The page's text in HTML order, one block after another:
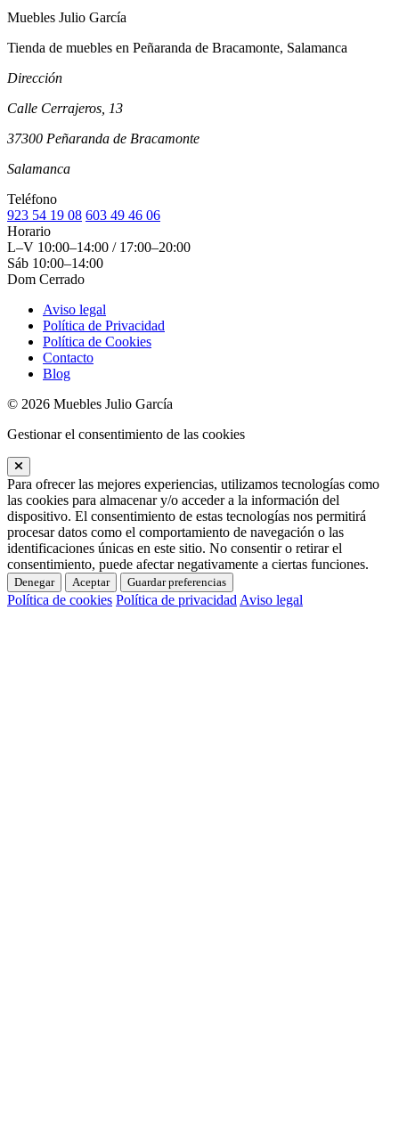
Muebles Julio García
Tienda de muebles en Peñaranda de Bracamonte, Salamanca
Dirección
Calle Cerrajeros, 13
37300 Peñaranda de Bracamonte
Salamanca
Teléfono
923 54 19 08 603 49 46 06
Horario
L–V 10:00–14:00 / 17:00–20:00
Sáb 10:00–14:00
Dom Cerrado
Aviso legal
Política de Privacidad
Política de Cookies
Contacto
Blog
© 2026 Muebles Julio García
Gestionar el consentimiento de las cookies
Para ofrecer las mejores experiencias, utilizamos tecnologías como
las cookies para almacenar y/o acceder a la información del
dispositivo. El consentimiento de estas tecnologías nos permitirá
procesar datos como el comportamiento de navegación o las
identificaciones únicas en este sitio. No consentir o retirar el
consentimiento, puede afectar negativamente a ciertas funciones.
Denegar Aceptar Guardar preferencias
Política de cookies Política de privacidad Aviso legal